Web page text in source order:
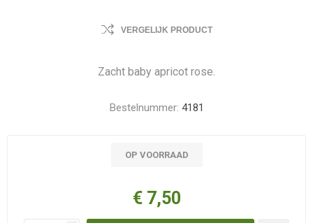
VERGELIJK PRODUCT
Zacht baby apricot rose.
Bestelnummer: 4181
OP VOORRAAD
€ 7,50